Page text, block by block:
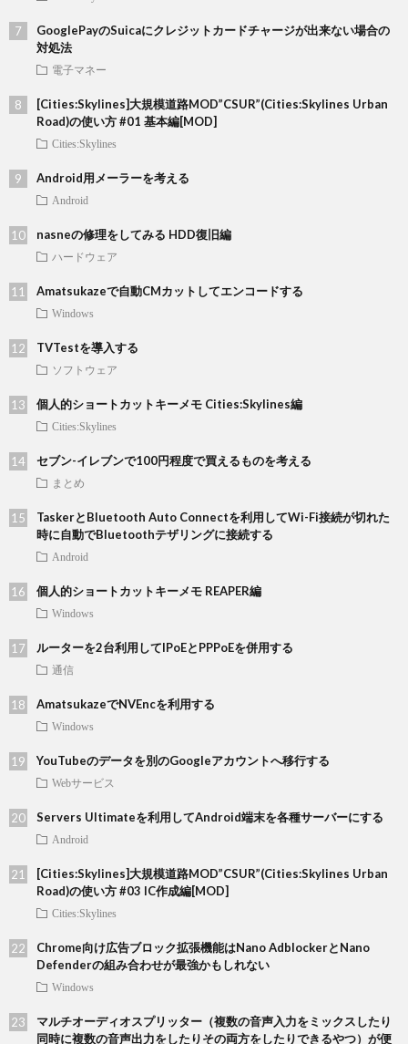
GooglePayのSuicaにクレジットカードチャージが出来ない場合の
対処法
電子マネー
[Cities:Skylines]大規模道路MOD”CSUR”(Cities:Skylines Urban
Road)の使い方 #01 基本編[MOD]
Cities:Skylines
Android用メーラーを考える
Android
nasneの修理をしてみる HDD復旧編
ハードウェア
Amatsukazeで自動CMカットしてエンコードする
Windows
TVTestを導入する
ソフトウェア
個人的ショートカットキーメモ Cities:Skylines編
Cities:Skylines
セブン-イレブンで100円程度で買えるものを考える
まとめ
TaskerとBluetooth Auto Connectを利用してWi-Fi接続が切れた
時に自動でBluetoothテザリングに接続する
Android
個人的ショートカットキーメモ REAPER編
Windows
ルーターを2台利用してIPoEとPPPoEを併用する
通信
AmatsukazeでNVEncを利用する
Windows
YouTubeのデータを別のGoogleアカウントへ移行する
Webサービス
Servers Ultimateを利用してAndroid端末を各種サーバーにする
Android
[Cities:Skylines]大規模道路MOD”CSUR”(Cities:Skylines Urban
Road)の使い方 #03 IC作成編[MOD]
Cities:Skylines
Chrome向け広告ブロック拡張機能はNano AdblockerとNano
Defenderの組み合わせが最強かもしれない
Windows
マルチオーディオスプリッター（複数の音声入力をミックスしたり
同時に複数の音声出力をしたりその両方をしたりできるやつ）が便